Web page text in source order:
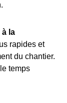
à la
rapides et
du chantier.
temps